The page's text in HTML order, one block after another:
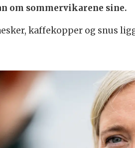
om sommervikarene sine.
kaffekopper og snus